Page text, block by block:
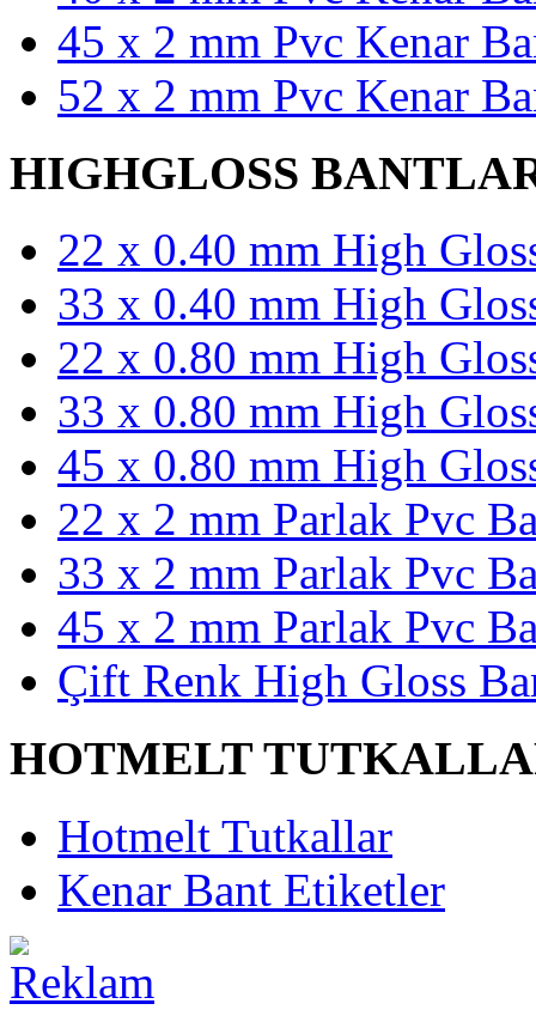
45 x 2 mm Pvc Kenar
52 x 2 mm Pvc Kenar
HIGHGLOSS
22 x 0.40 mm High
33 x 0.40 mm High
22 x 0.80 mm High
33 x 0.80 mm High
45 x 0.80 mm High
22 x 2 mm Parlak Pvc
33 x 2 mm Parlak Pvc
45 x 2 mm Parlak Pvc
Çift Renk High Gloss
HOTMELT
Hotmelt Tutkallar
Kenar Bant Etiketler